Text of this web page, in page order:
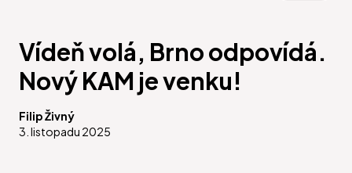
Vídeň volá, Brno odpovídá.
Nový KAM je venku!
Filip Živný
3. listopadu 2025